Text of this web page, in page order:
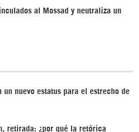
al Mossad y neutraliza un
un nuevo estatus para el estrecho de
retirada: ¿por qué la retórica